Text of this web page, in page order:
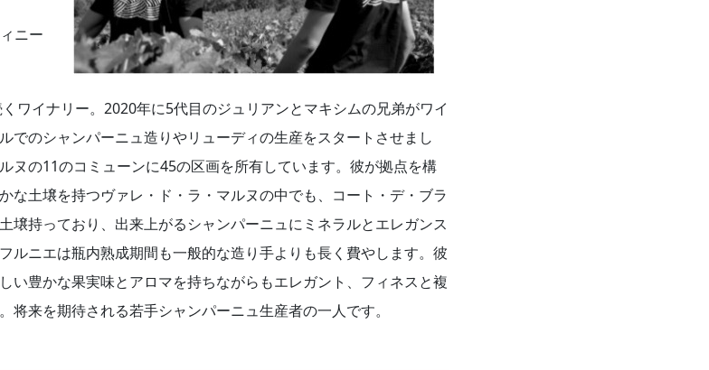
ニー
ワイナリー。2020年に5代目のジュリアンとマキシムの兄弟がワイ
でのシャンパーニュ造りやリューディの生産をスタートさせまし
ヌの11のコミューンに45の区画を所有しています。彼が拠点を構
な土壌を持つヴァレ・ド・ラ・マルヌの中でも、コート・デ・ブラ
壌持っており、出来上がるシャンパーニュにミネラルとエレガンス
ルニエは瓶内熟成期間も一般的な造り手よりも長く費やします。彼
い豊かな果実味とアロマを持ちながらもエレガント、フィネスと複
将来を期待される若手シャンパーニュ生産者の一人です。